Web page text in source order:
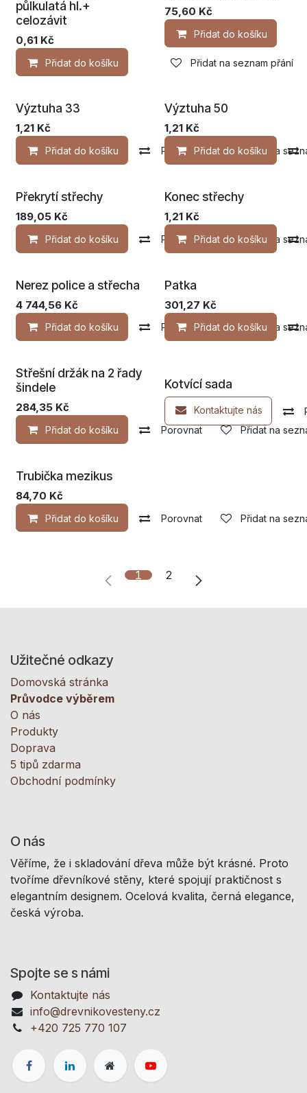
půlkulatá hl.+
celozávit
0,61 Kč
Přidat do košíku Přidat na seznam přání
75,60 Kč
Přidat do košíku
Výztuha 33
1,21 Kč
Přidat do košíku Porovnat Přidat na
Výztuha 50
1,21Kč
Přidat do košíku
Překrytí střechy
189,05 Kč
Přidat do košíku Porovnat Přidat na
Konec střechy
1,21Kč
Přidat do košíku
Nerez police a střecha
4 744,56 Kč
Přidat do košíku Porovnat Přidat na
Patka
301,27 Kč
Přidat do košíku
Střešní držák na 2 řady
šindele
284,35 Kč
Přidat do košíku Porovnat Přidat na
Kotvící sada
Kontaktujte nás
Trubička mezikus
84,70 Kč
Přidat do košíku Porovnat Přidat na
1 2
Užitečné odkazy
Domovská stránka
Průvodce výběrem
O nás
Produkty
Doprava
5 tipů zdarma
Obchodní podmínky
O nás
Věříme, že i skladování dřeva může být krásné. Proto
tvoříme dřevníkové stěny, které spojují praktičnost s
elegantním designem. Ocelová kvalita, černá elegance,
česká výroba.
Spojte se s námi
Kontaktujte nás
info@drevnikovesteny.cz
+420 725 770 107